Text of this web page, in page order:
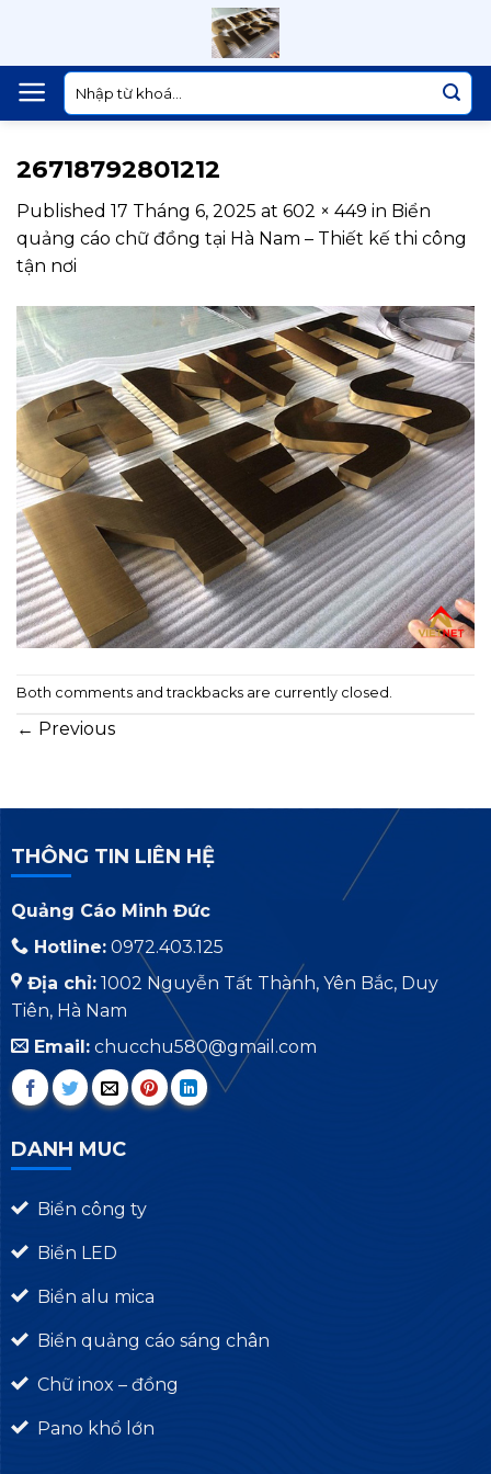
content
Tìm
kiếm:
26718792801212
Published 17 Tháng 6, 2025 at 602 × 449 in Biển
quảng cáo chữ đồng tại Hà Nam – Thiết kế thi công
tận nơi
Both comments and trackbacks are currently closed.
← Previous
THÔNG TIN LIÊN HỆ
Quảng Cáo Minh Đức
Hotline:0972.403.125
Địa chỉ:1002 Nguyễn Tất Thành, Yên Bắc, Duy
Tiên, Hà Nam
Email:chucchu580@gmail.com
DANH MUC
Biển công ty
Biển LED
Biển alu mica
Biển quảng cáo sáng chân
Chữ inox – đồng
Pano khổ lớn